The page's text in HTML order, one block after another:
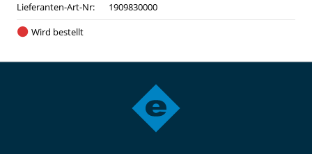
Lieferanten-Art-Nr:
1909830000
Wird bestellt